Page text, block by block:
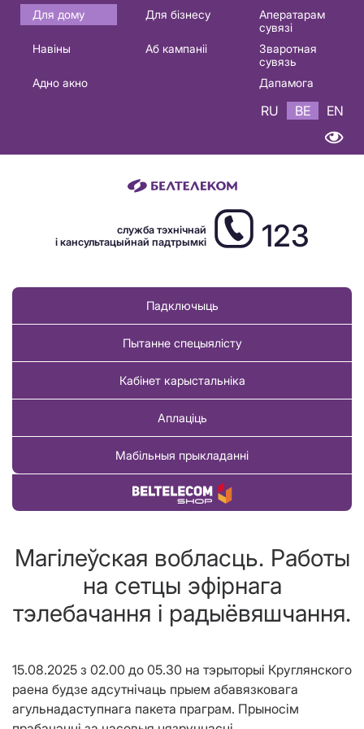
Основная
навигация
Для дому Для бізнесу
Аператарам
сувязі
Навіны
Аб кампаніі
Зваротная
сувязь
Адно акно
Дапамога
RU BE EN
служба тэхнічнай
і кансультацыйнай падтрымкі
123
Падключыць
Пытанне спецыялісту
Кабінет карыстальніка
Аплаціць
Мабільныя прыкладанні
Купіць тавар
Магiлеўская вобласць. Работы
на сетцы эфірнага
тэлебачання і радыёвяшчання.
15.08.2025 з 02.00 до 05.30 на тэрыторыі Круглянского
раена будзе адсутнічаць прыем абавязковага
агульнадаступнага пакета праграм. Прыносім